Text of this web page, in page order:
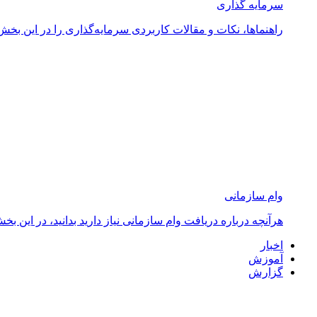
سرمایه گذاری
راهنماها، نکات و مقالات کاربردی سرمایه‌گذاری را در این بخش
وام سازمانی
هرآنچه درباره دریافت وام سازمانی نیاز دارید بدانید، در
اخبار
آموزش
گزارش